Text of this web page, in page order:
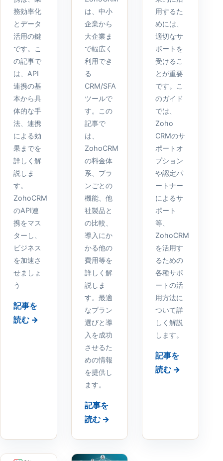
務効率化
とデータ
活用の鍵
です。こ
の記事で
は、API
連携の基
本から具
体的な手
法、連携
による効
果までを
詳しく解
説しま
す。
ZohoCRM
のAPI連
携をマス
ターし、
ビジネス
を加速さ
せましょ
う
記事を
読む →
は、中小
企業から
大企業ま
で幅広く
利用でき
る
CRM/SFA
ツールで
す。この
記事で
は、
ZohoCRM
の料金体
系、プラ
ンごとの
機能、他
社製品と
の比較、
導入にか
かる他の
費用等を
詳しく解
説しま
す。最適
なプラン
選びと導
入を成功
させるた
めの情報
を提供し
ます。
記事を
読む →
用するた
めには、
適切なサ
ポートを
受けるこ
とが重要
です。こ
のガイド
では、
Zoho
CRMのサ
ポートオ
プション
や認定パ
ートナー
によるサ
ポート
等、
ZohoCRM
を活用す
るための
各種サポ
ートの活
用方法に
ついて詳
しく解説
します。
記事を
読む →